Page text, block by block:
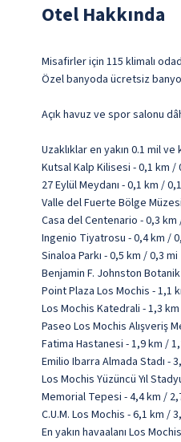
Otel Hakkında
Misafirler için 115 klimalı
Özel banyoda ücretsiz
Açık havuz ve spor salonu
Uzaklıklar en yakın 0.1 mil
Kutsal Kalp Kilisesi - 0,1 km /
27 Eylül Meydanı - 0,1 km /
Valle del Fuerte Bölge
Casa del Centenario - 0,3 km
Ingenio Tiyatrosu - 0,4 km /
Sinaloa Parkı - 0,5 km / 0,3 mi
Benjamin F. Johnston
Point Plaza Los Mochis - 1,1
Los Mochis Katedrali - 1,3
Paseo Los Mochis Alışveriş
Fatima Hastanesi - 1,9 km /
Emilio Ibarra Almada Stadı -
Los Mochis Yüzüncü Yıl
Memorial Tepesi - 4,4 km /
C.U.M. Los Mochis - 6,1 km /
En yakın havaalanı Los